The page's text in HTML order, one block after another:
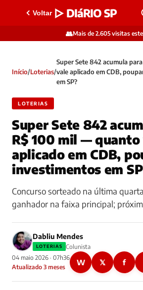
Voltar ▷ DIáRIO SP
👥Mais de 2.605 visitas
Início/Loterias/
Super Sete 842 acumula
vale aplicado em CDB,
em SP?
LOTERIAS
Super Sete 842
R$ 100 mil — quanto
aplicado em CDB,
investimentos em
Concurso sorteado na última
ganhador na faixa principal;
Dabliu Mendes
LOTERIAS
Colunista
04 maio 2026 · 07h36
Atualizado 3 meses
W 𝕏 f